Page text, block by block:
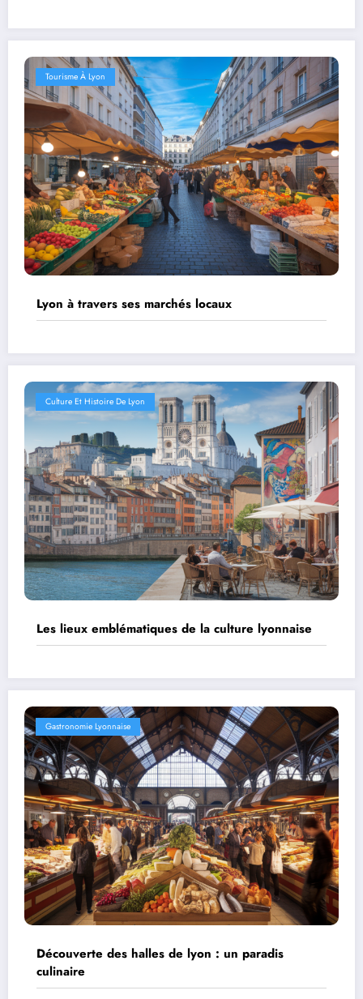
Tourisme À Lyon
Lyon à travers ses marchés locaux
Culture Et Histoire De Lyon
Les lieux emblématiques de la culture lyonnaise
Gastronomie Lyonnaise
Découverte des halles de lyon : un paradis
culinaire